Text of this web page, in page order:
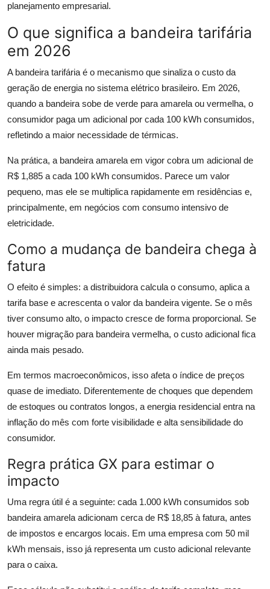
planejamento empresarial.
O que significa a bandeira tarifária
em 2026
A bandeira tarifária é o mecanismo que sinaliza o custo da
geração de energia no sistema elétrico brasileiro. Em 2026,
quando a bandeira sobe de verde para amarela ou vermelha, o
consumidor paga um adicional por cada 100 kWh consumidos,
refletindo a maior necessidade de térmicas.
Na prática, a bandeira amarela em vigor cobra um adicional de
R$ 1,885 a cada 100 kWh consumidos. Parece um valor
pequeno, mas ele se multiplica rapidamente em residências e,
principalmente, em negócios com consumo intensivo de
eletricidade.
Como a mudança de bandeira chega à
fatura
O efeito é simples: a distribuidora calcula o consumo, aplica a
tarifa base e acrescenta o valor da bandeira vigente. Se o mês
tiver consumo alto, o impacto cresce de forma proporcional. Se
houver migração para bandeira vermelha, o custo adicional fica
ainda mais pesado.
Em termos macroeconômicos, isso afeta o índice de preços
quase de imediato. Diferentemente de choques que dependem
de estoques ou contratos longos, a energia residencial entra na
inflação do mês com forte visibilidade e alta sensibilidade do
consumidor.
Regra prática GX para estimar o
impacto
Uma regra útil é a seguinte: cada 1.000 kWh consumidos sob
bandeira amarela adicionam cerca de R$ 18,85 à fatura, antes
de impostos e encargos locais. Em uma empresa com 50 mil
kWh mensais, isso já representa um custo adicional relevante
para o caixa.